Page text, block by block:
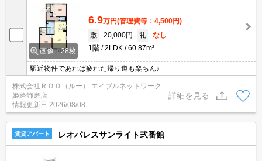
画像：28枚
6.9万円(管理費等：4,500円)
敷
20,000円 礼
なし
1階
2LDK 60.87m²
駅近物件であれば疲れた帰り道も楽ちん♪
株式会社ＲＯＯ（ルー） エイブルネットワーク
姫路飾磨店
情報更新日 2026/08/08
詳細を見る
賃貸アパート レオパレスサンライト弐番館